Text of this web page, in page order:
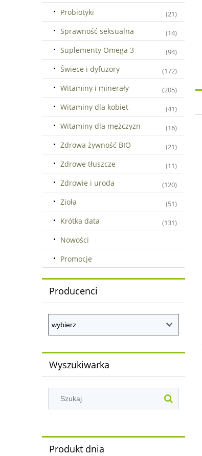
Probiotyki (21)
Sprawność seksualna (14)
Suplementy Omega 3 (94)
Świece i dyfuzory (172)
Witaminy i minerały (205)
Witaminy dla kobiet (41)
Witaminy dla mężczyzn (16)
Zdrowa żywność BIO (21)
Zdrowe tłuszcze (11)
Zdrowie i uroda (120)
Zioła (51)
Krótka data (131)
Nowości
Promocje
Producenci
Wyszukiwarka
Produkt dnia